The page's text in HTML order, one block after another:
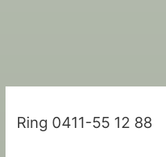
Ring 0411-55 12 88